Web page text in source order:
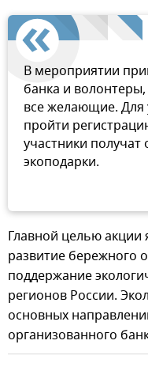
В мероприятии
банка и
все желающие. Для
пройти
участники получат
экоподарки.
Главной целью
развитие бережного
поддержание
регионов России.
основных
организованного